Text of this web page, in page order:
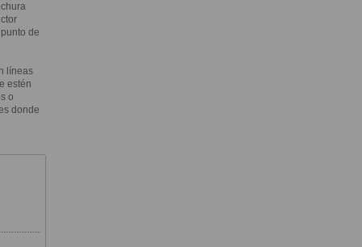
de
líneas
estén
o
donde